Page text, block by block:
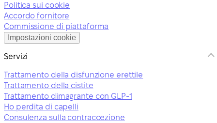
Politica sui cookie
Accordo fornitore
Commissione di piattaforma
Impostazioni cookie
Servizi
Trattamento della disfunzione erettile
Trattamento della cistite
Trattamento dimagrante con GLP-1
Ho perdita di capelli
Consulenza sulla contraccezione